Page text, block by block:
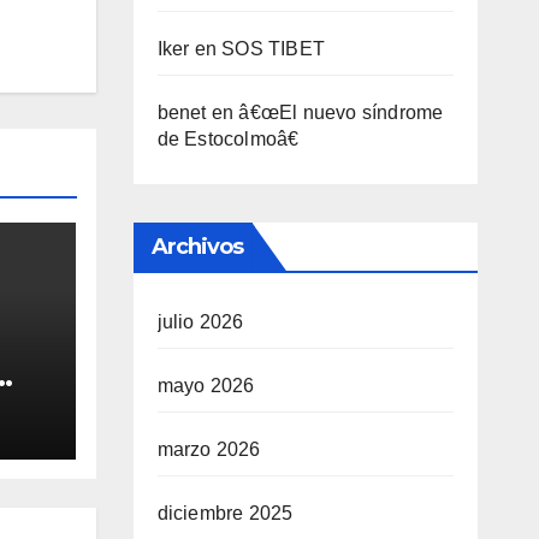
Iker en SOS TIBET
benetenâ€œEl nuevo sí­ndrome
de Estocolmoâ€
Archivos
julio 2026
mayo 2026
marzo 2026
diciembre 2025